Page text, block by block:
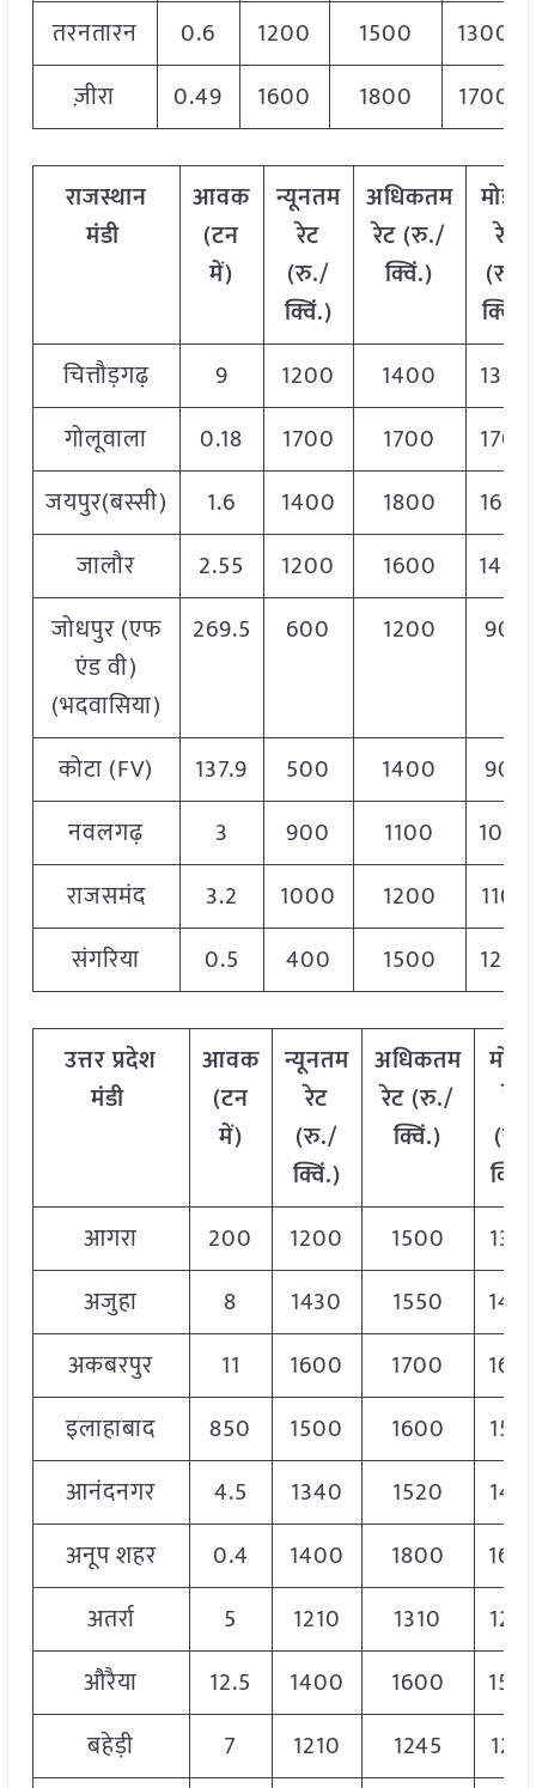
तरनतारन
0.6 1200 1500
1300
ज़ीरा
0.49 1600 1800 1700
राजस्थान
मंडी
आवक
(टन
में)
न्यूनतम
रेट
(रु./
क्विं.)
अधिकतम
रेट (रु./
क्विं.)
मोडल
रेट
(रु./
क्विं.)
चित्तौड़गढ़
9 1200 1400
1300
गोलूवाला
0.18 1700 1700
1700
जयपुर(बस्सी)
1.6 1400 1800
1600
जालौर
2.55 1200 1600
1400
जोधपुर (एफ
एंड वी)
(भदवासिया)
269.5 600 1200 900
कोटा (FV) 137.9 500 1400
900
नवलगढ़
3 900 1100
1000
राजसमंद
3.2 1000 1200
1100
संगरिया
0.5 400 1500 1200
उत्तर प्रदेश
मंडी
आवक
(टन
में)
न्यूनतम
रेट
(रु./
क्विं.)
अधिकतम
रेट (रु./
क्विं.)
रेट
(रु./
आगरा
200 1200 1500
अजुहा
8 1430 1550
अकबरपुर
11 1600 1700
इलाहाबाद
850 1500 1600
आनंदनगर
4.5 1340 1520
अनूप शहर
0.4 1400 1800
अतर्रा
5 1210 1310
औरैया
12.5 1400 1600
बहेड़ी
7 1210 1245